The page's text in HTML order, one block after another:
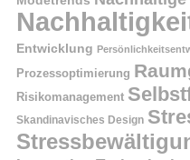
Entwicklung
Prozessoptimierung
Risikomanagement
Skandinavisches Design